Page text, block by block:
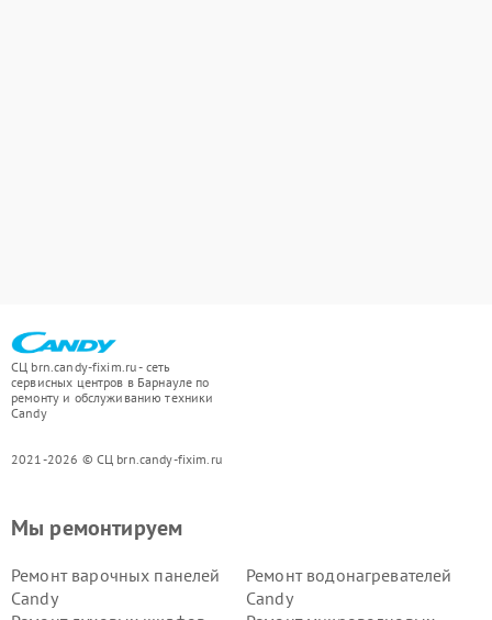
СЦ brn.candy-fixim.ru - сеть
сервисных центров в Барнауле по
ремонту и обслуживанию техники
Candy
2021-2026 © СЦ brn.candy-fixim.ru
Мы ремонтируем
Ремонт варочных панелей
Candy
Ремонт водонагревателей
Candy